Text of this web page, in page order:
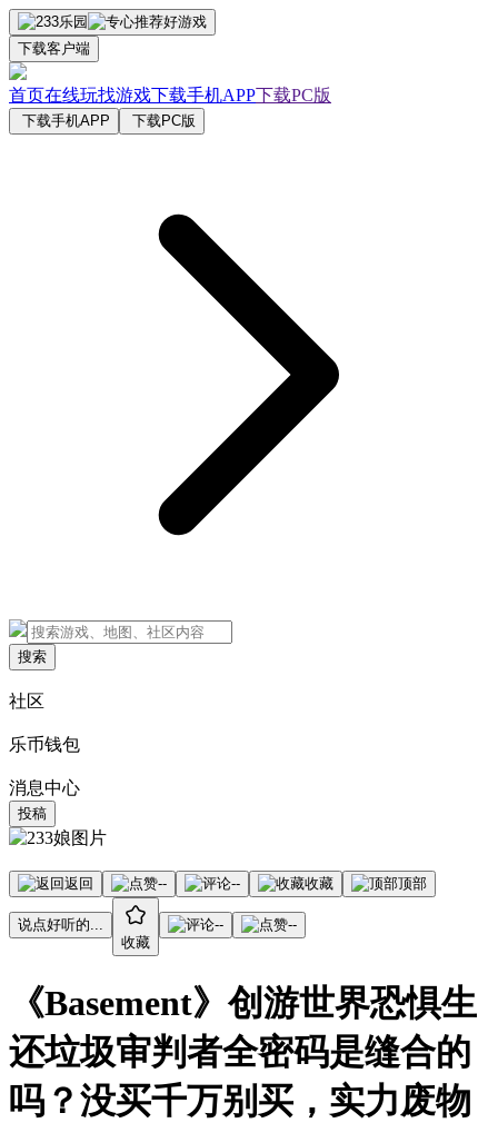
下载客户端
首页在线玩找游戏下载手机APP下载PC版
下载手机APP 下载PC版
搜索
社区
乐币钱包
消息中心
投稿
返回 -- -- 收藏 顶部
说点好听的...
收藏
-- --
《Basement》创游世界恐惧生
还垃圾审判者全密码是缝合的
吗？没买千万别买，实力废物